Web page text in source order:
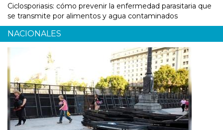
Ciclosporiasis: cómo prevenir la enfermedad parasitaria que
se transmite por alimentos y agua contaminados
NACIONALES